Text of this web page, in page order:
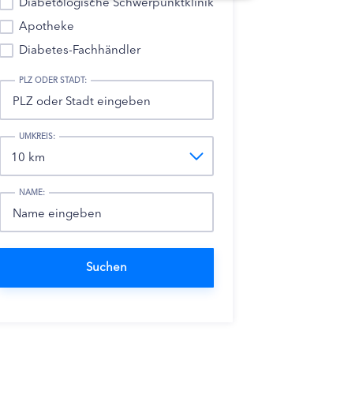
Apotheke
Diabetes-Fachhändler
PLZ ODER STADT:
UMKREIS:
NAME: